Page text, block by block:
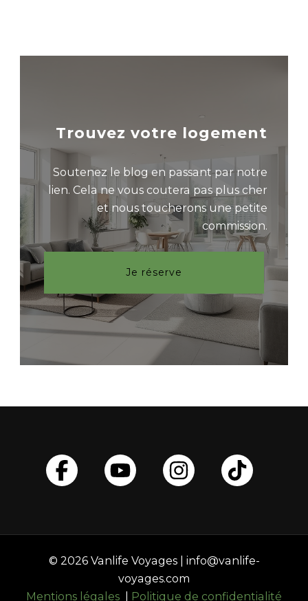
Trouvez votre logement
Soutenez le blog en passant par notre
lien. Cela ne vous coutera pas plus cher
et nous toucherons une petite
commission.
Je réserve
© 2026 Vanlife Voyages | info@vanlife-
voyages.com
Mentions légales
Politique de confidentialité